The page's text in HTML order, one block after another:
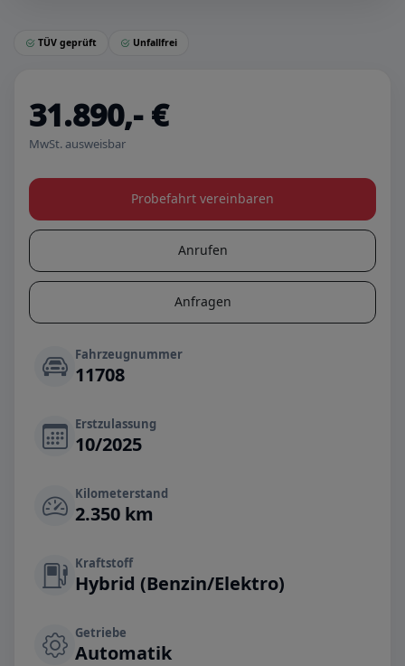
TÜV geprüft Unfallfrei
31.890,- €
MwSt. ausweisbar
Probefahrt vereinbaren
Anrufen
Anfragen
Fahrzeugnummer
11708
Erstzulassung
10/2025
Kilometerstand
2.350 km
Kraftstoff
Hybrid (Benzin/Elektro)
Getriebe
Automatik